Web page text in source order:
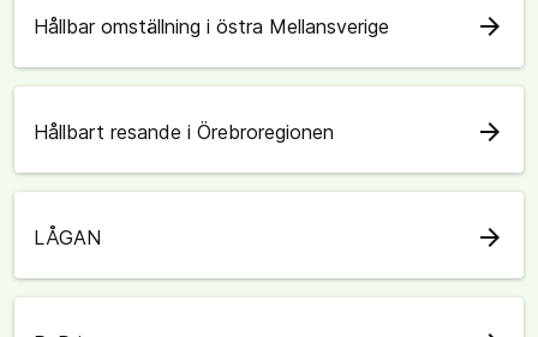
Hållbar omställning i östra Mellansverige arrow_forward
Hållbart resande i Örebroregionen arrow_forward
LÅGAN arrow_forward